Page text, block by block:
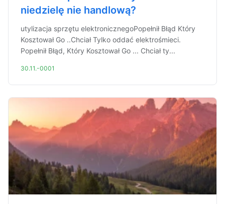
niedzielę nie handlową?
utylizacja sprzętu elektronicznegoPopełnił Błąd Który
Kosztował Go ..Chciał Tylko oddać elektrośmieci.
Popełnił Błąd, Który Kosztował Go ... Chciał ty...
30.11.-0001